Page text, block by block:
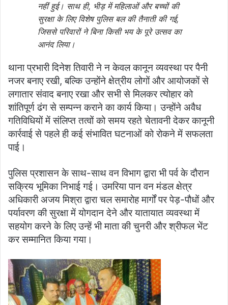
नहीं हुई। साथ ही, भीड़ में महिलाओं और बच्चों की
सुरक्षा के लिए विशेष पुलिस बल की तैनाती की गई,
जिससे परिवारों ने बिना किसी भय के पूरे उत्सव का
आनंद लिया।
थाना प्रभारी दिनेश तिवारी ने न केवल कानून व्यवस्था पर पैनी
नजर बनाए रखी, बल्कि उन्होंने क्षेत्रीय लोगों और आयोजकों से
लगातार संवाद बनाए रखा और सभी से मिलकर त्योहार को
शांतिपूर्ण ढंग से सम्पन्न कराने का कार्य किया। उन्होंने अवैध
गतिविधियों में संलिप्त तत्वों को समय रहते चेतावनी देकर कानूनी
कार्रवाई से पहले ही कई संभावित घटनाओं को रोकने में सफलता
पाई।
पुलिस प्रशासन के साथ-साथ वन विभाग द्वारा भी पर्व के दौरान
सक्रिय भूमिका निभाई गई। उमरिया पान वन मंडल क्षेत्र
अधिकारी अजय मिश्रा द्वारा चल समारोह मार्गों पर पेड़-पौधों और
पर्यावरण की सुरक्षा में योगदान देने और यातायात व्यवस्था में
सहयोग करने के लिए उन्हें भी माता की चुनरी और श्रीफल भेंट
कर सम्मानित किया गया।